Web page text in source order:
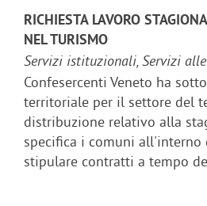
RICHIESTA LAVORO
NEL TURISMO
Servizi istituzionali, Servizi
Confesercenti Veneto ha
territoriale per il settore del
distribuzione relativo alla
specifica i comuni
stipulare contratti a tempo